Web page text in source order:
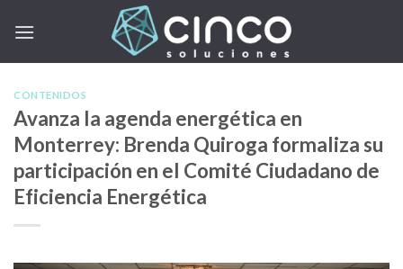
CONTENIDOS
Avanza la agenda energética en
Monterrey: Brenda Quiroga formaliza su
participación en el Comité Ciudadano de
Eficiencia Energética